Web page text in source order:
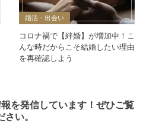
婚活・出会い
コロナ禍で【絆婚】が増加中！こ
んな時だからこそ結婚したい理由
を再確認しよう
を発信しています！ぜひご覧
さい。